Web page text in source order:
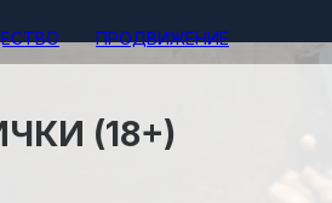
ПРОДВИЖЕНИЕ
(18+)